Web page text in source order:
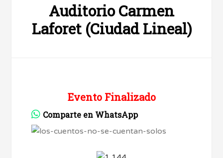
Auditorio Carmen
Laforet (Ciudad Lineal)
Evento Finalizado
Comparte en WhatsApp